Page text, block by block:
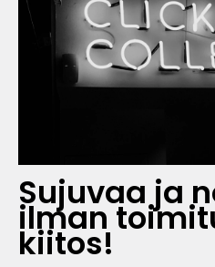
Sujuvaa ja
ilman
kiitos!